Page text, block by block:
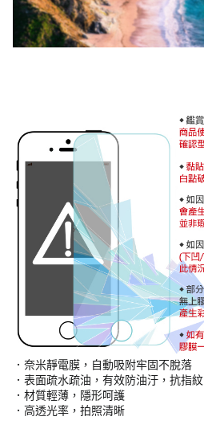
．奈米靜電膜，自動吸附牢固不脫落
．表面疏水疏油，有效防油汙，抗指紋
．材質輕薄，隱形呵護
．高透光率，拍照清晰